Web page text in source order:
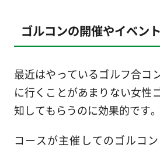
ゴルコンの開催やイベン
最近はやっているゴルフ合コ
に行くことがあまりない女性
知してもらうのに効果的です。
コースが主催してのゴルコ